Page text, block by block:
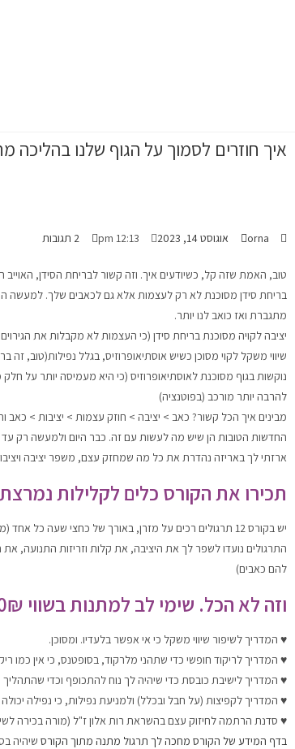
איך חוזרים לסמוך על הגוף שלנו בהליכה
orna אוגוסט 14, 2023 12:13 pm 2 תגובות
טוב, האמת שזה קל, כשיודעים איך. וזה קשור לבריחת הסידן,
בריחת סידן מסוכנת לא רק לעצמות אלא גם לכאבים שלך. למעשה
מתגברת ואז כואב לנו יותר.
יציבה לקויה מסוכנת בריחת סידן (כי העצמות לא מקבלות את הגירוים
שיווי משקל לקוי מסוכן כשיש אוסתיאופרוזיס, בגלל נפילות(טוב, זה
נוקשות בגוף מסוכנת לאוסתיאופרוזיס (כי היא מעמיסה יותר על חלק
להרבה יותר מורכב (בפוטנציה)
מבינים איך הכל קשור? כאב > יציבה > חוזק עצמות > יציבות > כאב
החדשות הטובות הן שיש מה לעשות עם זה. כבר היום ולמעשה רק עד
ארזתי לך באריזה נהדרת את כל מה שמחזק עצם, משפר יציבה
תכירו את הקורס כלים לקלילות
יש בקורס 12 תרגולים רכים על מזרן, באורך של כחצי שעה כל אחד (מחולקים לכמה פרקים. אפשר לתרגל ברצף או בנפרד. תלוי באורך התרגול שמתאים לך).
התרגולים נועדו לשפר לך את היציבה, את קלות וזריזות התנועה,
להם כאבים)
וזה לא הכל. שימי לב למתנות בשווי 1,500₪
♥ המדריך לשיפור שיווי משקל כי אי אפשר בלעדיו. ומסוכן.
♥ המדריך לריקוד חופשי כדי שתהני מלרקוד, בסופטנס, כי אין כמו
♥ המדריך לישיבת כובסת כדי שיהיה לך נוח להתכופף וכדי
♥ המדריך לקפיצות (על חבל ובכלל) ולמניעת נפילות, כי נפילה
♥ סדנת הרתמה לחיזוק עצם בהשראת רות אלון ז"ל (מורה בכירה
בדף המידע של הקורס מחכה לך תרגול מתנה מתוך הקורס שיהיה